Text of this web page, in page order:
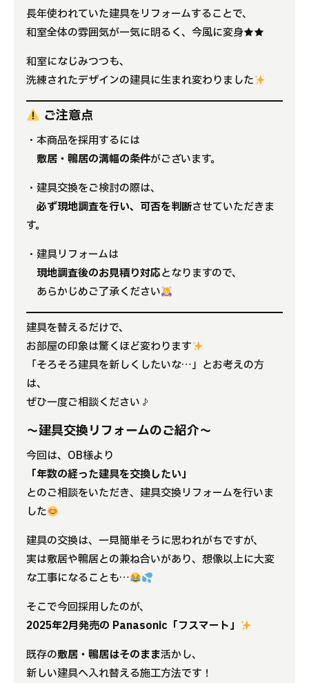
長年使われていた建具をリフォームすることで、
和室全体の雰囲気が一気に明るく、今風に変身★★
和室になじみつつも、
洗練されたデザインの建具に生まれ変わりました
ご注意点
・本商品を採用するには
敷居・鴨居の溝幅の条件がございます。
・建具交換をご検討の際は、
必ず現地調査を行い、可否を判断させていただきま
す。
・建具リフォームは
現地調査後のお見積り対応となりますので、
あらかじめご了承ください
建具を替えるだけで、
お部屋の印象は驚くほど変わります
「そろそろ建具を新しくしたいな…」とお考えの方
は、
ぜひ一度ご相談ください♪
〜建具交換リフォームのご紹介〜
今回は、OB様より
「年数の経った建具を交換したい」
とのご相談をいただき、建具交換リフォームを行いま
した
建具の交換は、一見簡単そうに思われがちですが、
実は敷居や鴨居との兼ね合いがあり、想像以上に大変
な工事になることも…
そこで今回採用したのが、
2025年2月発売の Panasonic「フスマート」
既存の敷居・鴨居はそのまま活かし、
新しい建具へ入れ替える施工方法です！